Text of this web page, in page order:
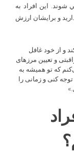
شوند. اين افراد به
و برايشان ارزش
و از خود غافل
و تعیین مرزهای
که تو همیشه به
کنی و زمانی را